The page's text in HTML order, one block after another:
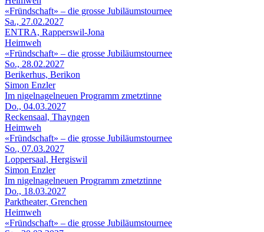
«Fründschaft» – die grosse Jubiläumstournee
Sa., 27.02.2027
ENTRA, Rapperswil-Jona
Heimweh
«Fründschaft» – die grosse Jubiläumstournee
So., 28.02.2027
Berikerhus, Berikon
Simon Enzler
Im nigelnagelneuen Programm zmetztinne
Do., 04.03.2027
Reckensaal, Thayngen
Heimweh
«Fründschaft» – die grosse Jubiläumstournee
So., 07.03.2027
Loppersaal, Hergiswil
Simon Enzler
Im nigelnagelneuen Programm zmetztinne
Do., 18.03.2027
Parktheater, Grenchen
Heimweh
«Fründschaft» – die grosse Jubiläumstournee